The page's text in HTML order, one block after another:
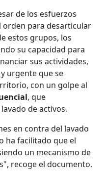
de los esfuerzos
orden para desarticular
estos grupos, los
su capacidad para
sus actividades,
urgente que se
con un golpe al
, que
de activos.
en contra del lavado
ha facilitado que el
un mecanismo de
recoge el documento.